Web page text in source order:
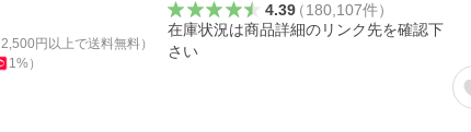
2,500 円以上で送料無料）
1%）
4.39（180,107件）
在庫状況は商品詳細のリンク先を確認下
さい